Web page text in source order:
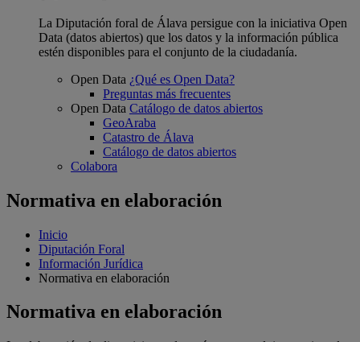
La Diputación foral de Álava persigue con la iniciativa Open
Data (datos abiertos) que los datos y la información pública
estén disponibles para el conjunto de la ciudadanía.
Open Data ¿Qué es Open Data?
Preguntas más frecuentes
Open Data Catálogo de datos abiertos
GeoAraba
Catastro de Álava
Catálogo de datos abiertos
Colabora
Normativa en elaboración
Inicio
Diputación Foral
Información Jurídica
Normativa en elaboración
Normativa en elaboración